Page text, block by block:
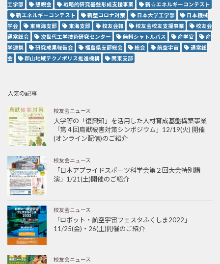
工学部
懇親会 戦略的研究基盤形成支援事業
新☆エネルギーコンテスト
新エネルギーコンテスト
新型コロナ対策 日本大学工学部
日本機械
学会
東東海支部 東海支部 校友会報 校友会校友支援事業
校友会
通常総会
次世代工学技術研究センター 無料シャトルバス 産学官
産
学連携
研究成果報告会 福島県支部総会 総会 航空宇宙
通常総
会
郡山地域テクノポリス推進機構 関東支部
人気の記事
校友会ニュース
大学等の「復興知」を活用した人材育成基盤構築事業
「第４回鳥獣被害対策シンポジウム」12/19(火) 開催
(オンライン配信)のご紹介
校友会ニュース
「日本アプライドスポーツ科学会第２回大会特別講
演」1/21(土)開催のご紹介
校友会ニュース
「ロボット・航空宇宙フェスタふくしま2022」
11/25(金)・26(土)開催のご紹介
校友会ニュース